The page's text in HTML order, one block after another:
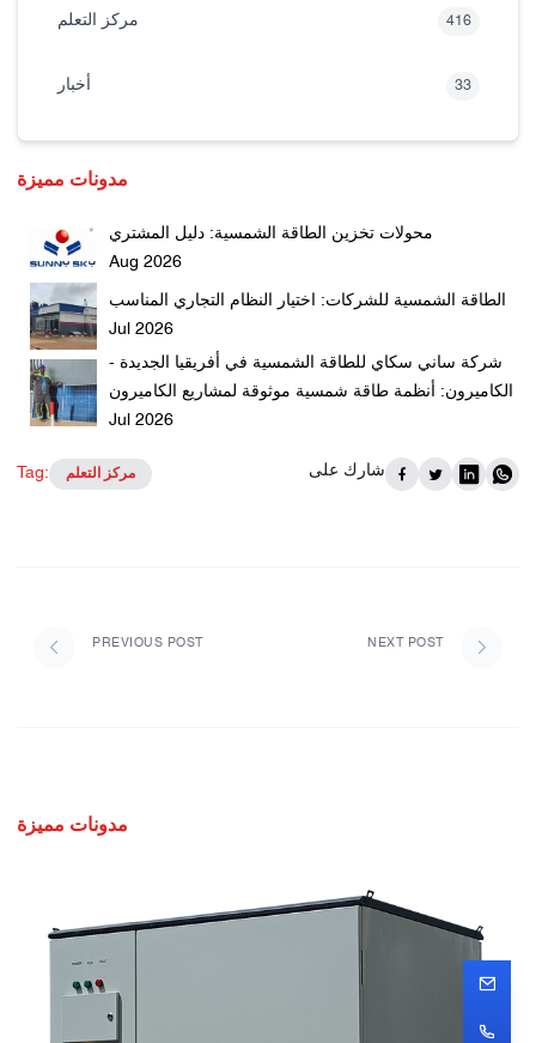
مركز التعلم 416
أخبار 33
مدونات مميزة
محولات تخزين الطاقة الشمسية: دليل المشتري
Aug 2026
الطاقة الشمسية للشركات: اختيار النظام التجاري المناسب
Jul 2026
شركة ساني سكاي للطاقة الشمسية في أفريقيا الجديدة -
الكاميرون: أنظمة طاقة شمسية موثوقة لمشاريع الكاميرون
Jul 2026
Tag: مركز التعلم شارك على
PREVIOUS POST NEXT POST
مدونات مميزة